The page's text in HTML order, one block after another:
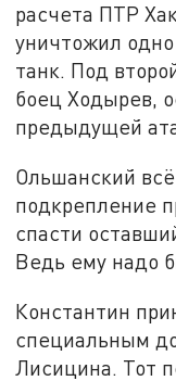
расчета ПТР
уничтожил
танк. Под
боец Ходырев,
предыдущей
Ольшанский
подкрепление
спасти
Ведь ему надо
Константин
специальным
Лисицина. Тот